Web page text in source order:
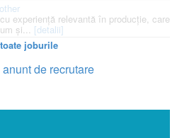
experiență relevantă în producție, care
și... [detalii]
joburile
de recrutare